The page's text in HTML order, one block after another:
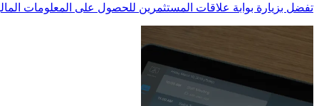
تفضل بزيارة بوابة علاقات المستثمرين للحصول على المعلومات